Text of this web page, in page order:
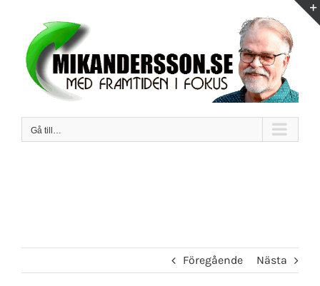
innehållet
Gå till…
Föregående Nästa